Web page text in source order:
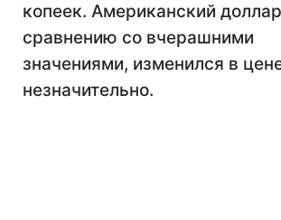
копеек. Американский
сравнению со вчерашними
значениями, изменился в
незначительно.